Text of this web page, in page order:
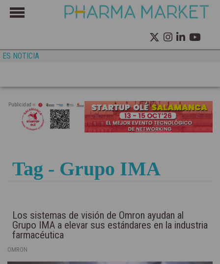
ES NOTICIA
Publicidad
Tag - Grupo IMA
Los sistemas de visión de Omron ayudan al
Grupo IMA a elevar sus estándares en la industria
farmacéutica
OMRON